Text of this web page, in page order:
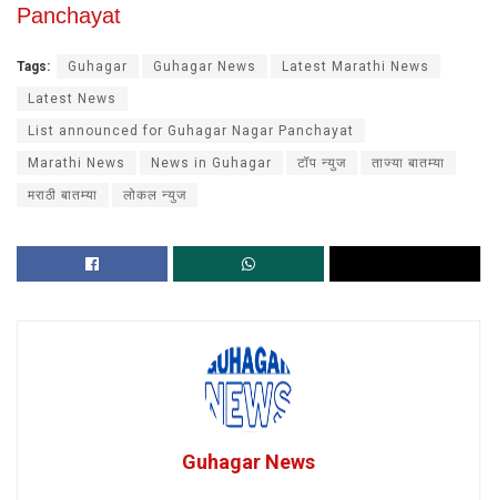
Panchayat
Tags: Guhagar Guhagar News Latest Marathi News
Latest News
List announced for Guhagar Nagar Panchayat
Marathi News News in Guhagar टॉप न्युज ताज्या बातम्या
मराठी बातम्या लोकल न्युज
Guhagar News